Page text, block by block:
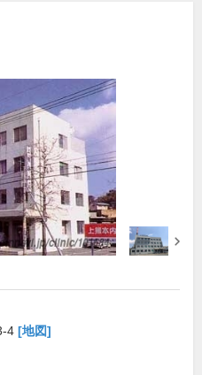
4 [地図]